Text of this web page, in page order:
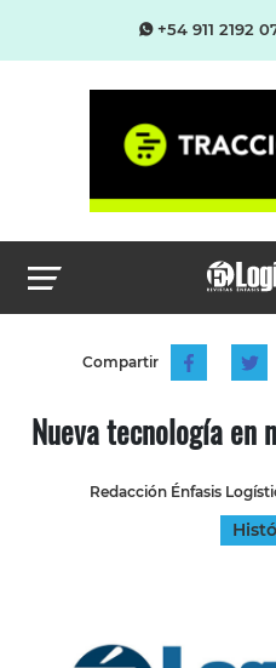
+54 911 2192
Compartir
Nueva tecnología en
Redacción Énfasis